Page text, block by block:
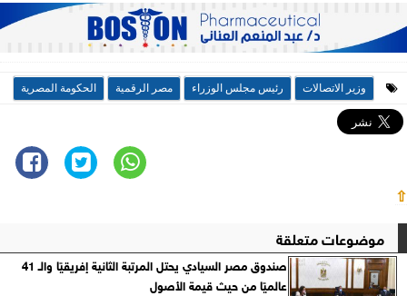
وزير الاتصالات رئيس مجلس الوزراء مصر الرقمية الحكومة المصرية
⇧
موضوعات متعلقة
صندوق مصر السيادي يحتل المرتبة الثانية إفريقيًا والـ 41
عالميًا من حيث قيمة الأصول